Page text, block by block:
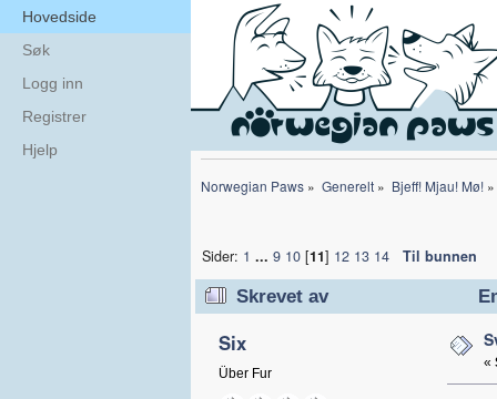
Hovedside
Søk
Logg inn
Registrer
Hjelp
Norwegian Paws » Generelt» Bjeff! Mjau! Mø!»
Sider: 1 ... 9 10[11] 12 13 14 Til bunnen
Skrevet av
Six
Über Fur
«